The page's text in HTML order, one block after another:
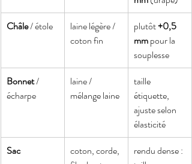
Châle / étole
laine légère /
coton fin
plutôt +0,5
mm pour la
souplesse
Bonnet /
écharpe
laine /
mélange laine
taille
étiquette,
ajuste selon
élasticité
Sac
coton, corde,
rendu dense :